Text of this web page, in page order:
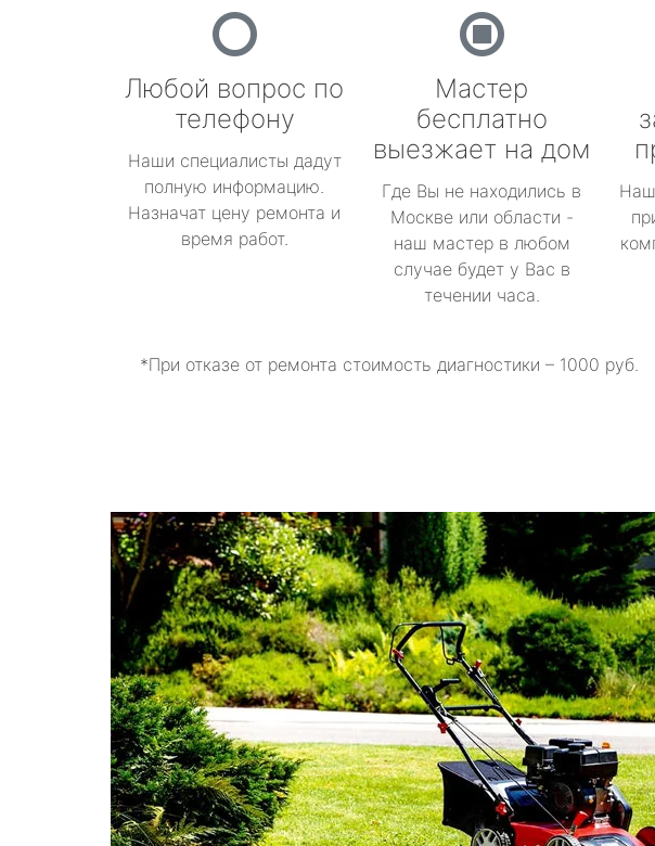
Любой вопрос по
телефону
Наши специалисты дадут
полную информацию.
Назначат цену ремонта и
время работ.
Мастер
бесплатно
выезжает на дом
Где Вы не находились в
Москве или области -
наш мастер в любом
случае будет у Вас в
течении часа.
*При отказе от ремонта стоимость диагностики – 1000 руб.